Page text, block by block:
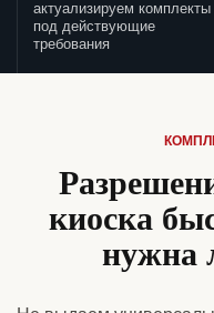
актуализируем комплекты
под действующие
требования
киоска
нужна